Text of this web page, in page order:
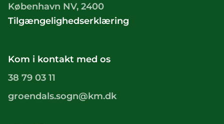
København NV, 2400
Tilgængelighedserklæring
Kom i kontakt med os
38 79 03 11
groendals.sogn@km.dk